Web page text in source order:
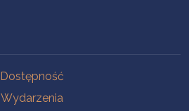
Dostępność
Wydarzenia